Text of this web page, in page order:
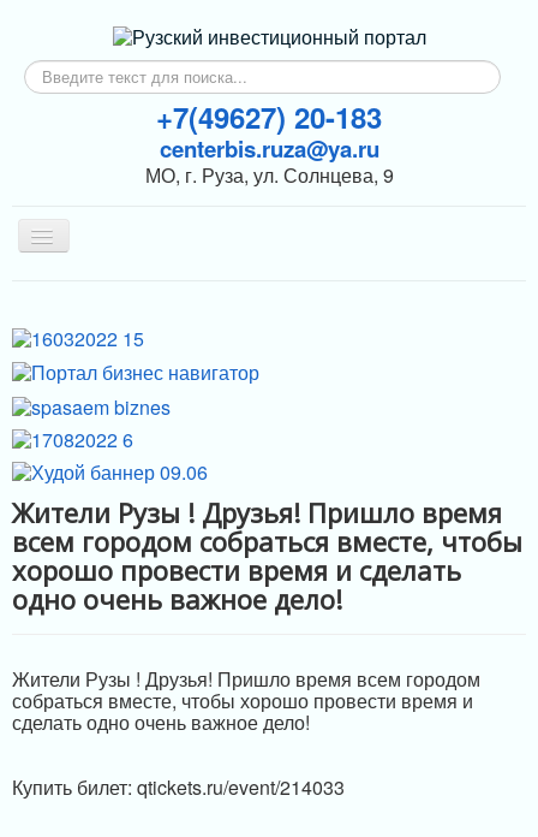
Искать...
+7(49627) 20-183
centerbis.ruza@ya.ru
МО, г. Руза, ул. Солнцева, 9
Включить/
выключить
ГЛАВНАЯ
НОВОСТИ
ИНВЕСТОРАМ
ПОДДЕРЖКА БИЗНЕСА
МЕРЫ ПОДДЕРЖКИ
ИНФРАСТРУКТУРА ПОДДЕРЖКИ
Жители Рузы ! Друзья! Пришло время
всем городом собраться вместе, чтобы
хорошо провести время и сделать
одно очень важное дело!
Жители Рузы ! Друзья! Пришло время всем городом
собраться вместе, чтобы хорошо провести время и
сделать одно очень важное дело!
Купить билет: qtickets.ru/event/214033